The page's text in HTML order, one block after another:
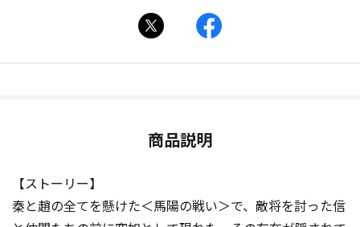
商品説明
【ストーリー】
秦と趙の全てを懸けた＜馬陽の戦い＞で、敵将を討った信